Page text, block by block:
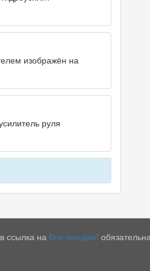
изображён на
руля
ссылка на Все поедем!